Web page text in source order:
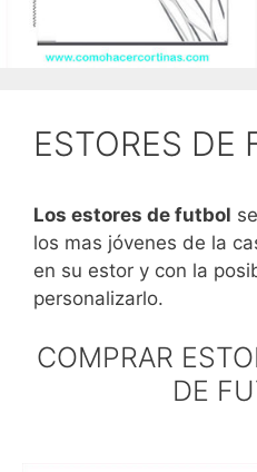
ESTORES DE
Los estores de futbol
los mas jóvenes de la
en su estor y con la
personalizarlo.
COMPRAR
DE